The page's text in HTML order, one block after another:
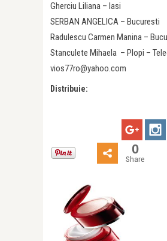
Gherciu Liliana – Iasi
SERBAN ANGELICA – Bucuresti
Radulescu Carmen Manina –
Stanculete Mihaela – Plopi –
vios77ro@yahoo.com
Distribuie:
0
Share